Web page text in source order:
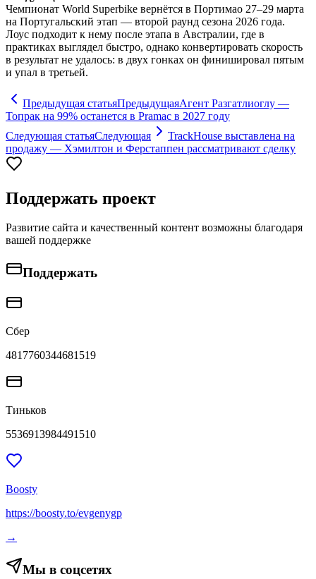
Чемпионат World Superbike вернётся в Портимао 27–29 марта
на Португальский этап — второй раунд сезона 2026 года.
Лоус подходит к нему после этапа в Австралии, где в
практиках выглядел быстро, однако конвертировать скорость
в результат не удалось: в двух гонках он финишировал пятым
и упал в третьей.
Предыдущая статьяПредыдущаяАгент Разгатлиоглу —
Топрак на 99% останется в Pramac в 2027 году
Следующая статьяСледующая
TrackHouse выставлена на
продажу — Хэмилтон и Ферстаппен рассматривают сделку
Поддержать проект
Развитие сайта и качественный контент возможны благодаря
вашей поддержке
Поддержать
Сбер
4817760344681519
Тиньков
5536913984491510
Boosty
https://boosty.to/evgenygp
→
Мы в соцсетях